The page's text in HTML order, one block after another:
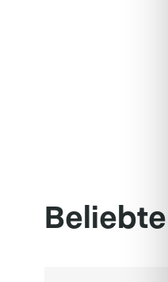
Beliebte